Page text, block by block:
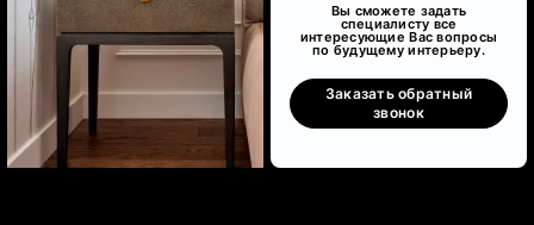
Вы сможете задать
специалисту все
интересующие Вас вопросы
по будущему интерьеру.
Заказать обратный
звонок